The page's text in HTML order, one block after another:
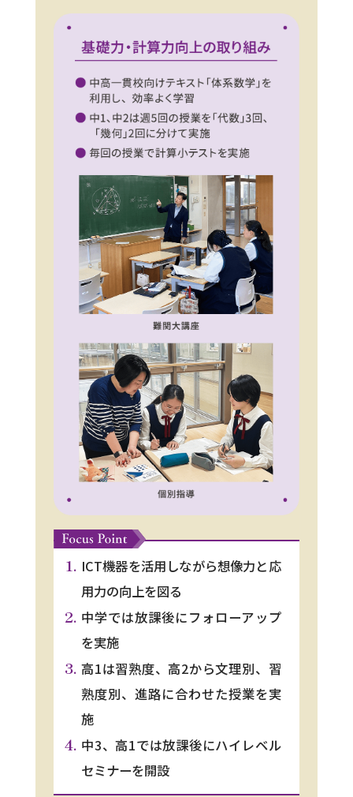
ICT機器を活用しながら想像力と応
用力の向上を図る
中学では放課後にフォローアップ
を実施
高1は習熟度、高2から文理別、習
熟度別、進路に合わせた授業を実
施
中3、高1では放課後にハイレベル
セミナーを開設